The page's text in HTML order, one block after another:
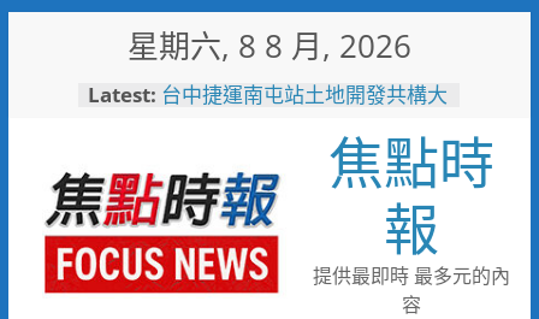
星期六, 8 8 月, 2026
Latest: 台中捷運南屯站土地開發共構大
新地標實現軌道經濟願景
警友辦事處大力相挺！岡山分局
送上「父親節」暖心祝福
守望相助的暖心守護 湖內警消
聯手破門化解獨居翁的危機
歡慶父親節！《台中通
TCPASS》APP 攜手在地名店熱
焦點時
報
提供最即時 最多元的內
容